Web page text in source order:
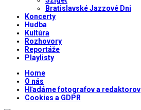
Bratislavské Jazzové Dni
Koncerty
Hudba
Kultúra
Rozhovory
Reportáže
Playlisty
Home
O nás
Hľadáme fotografov a redaktorov
Cookies a GDPR